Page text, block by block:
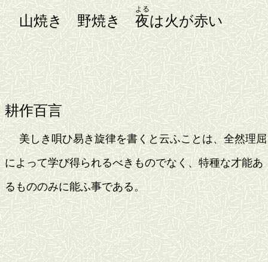
山焼き 野焼き夜
よる
は火が赤い
耕作百言
美しき唄ひ易き旋律を書くと云ふことは、全然理屈
によって学び得られるべきものでなく、特種な才能あ
るもののみに能ふ事である。